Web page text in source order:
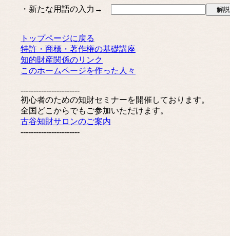
・新たな用語の入力→
トップページに戻る
特許・商標・著作権の基礎講座
知的財産関係のリンク
このホームページを作った人々
-----------------------
初心者のための知財セミナーを開催しております。
全国どこからでもご参加いただけます。
古谷知財サロンのご案内
-----------------------